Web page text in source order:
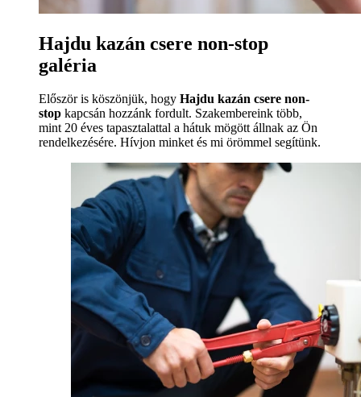
Hajdu kazán csere non-stop
galéria
Először is köszönjük, hogy Hajdu kazán csere non-
stop kapcsán hozzánk fordult. Szakembereink több,
mint 20 éves tapasztalattal a hátuk mögött állnak az Ön
rendelkezésére. Hívjon minket és mi örömmel segítünk.